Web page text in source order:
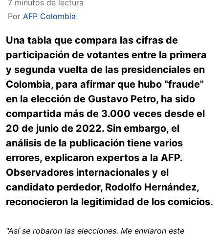
7 minutos de lectura
Por AFP Colombia
Una tabla que compara las cifras de
participación de votantes entre la primera
y segunda vuelta de las presidenciales en
Colombia, para afirmar que hubo "fraude"
en la elección de Gustavo Petro, ha sido
compartida más de 3.000 veces desde el
20 de junio de 2022. Sin embargo, el
análisis de la publicación tiene varios
errores, explicaron expertos a la AFP.
Observadores internacionales y el
candidato perdedor, Rodolfo Hernández,
reconocieron la legitimidad de los comicios.
"Así se robaron las elecciones. Me enviaron este